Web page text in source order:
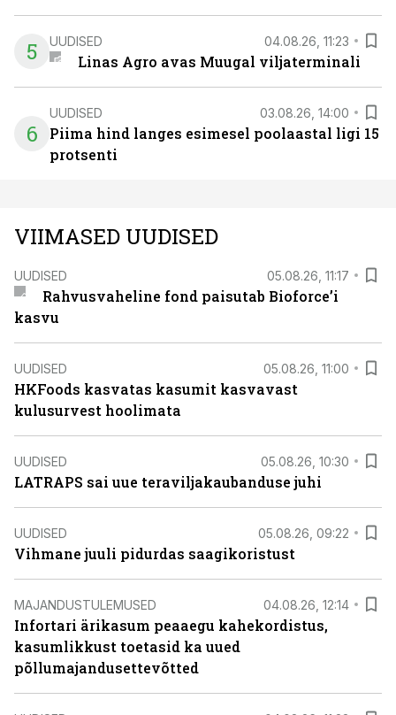
5 UUDISED 04.08.26, 11:23
Linas Agro avas Muugal viljaterminali
6
UUDISED 03.08.26, 14:00
Piima hind langes esimesel poolaastal ligi 15
protsenti
VIIMASED UUDISED
UUDISED 05.08.26, 11:17
Rahvusvaheline fond paisutab Bioforce’i
kasvu
UUDISED 05.08.26, 11:00
HKFoods kasvatas kasumit kasvavast
kulusurvest hoolimata
UUDISED 05.08.26, 10:30
LATRAPS sai uue teraviljakaubanduse juhi
UUDISED 05.08.26, 09:22
Vihmane juuli pidurdas saagikoristust
MAJANDUSTULEMUSED 04.08.26, 12:14
Infortari ärikasum peaaegu kahekordistus,
kasumlikkust toetasid ka uued
põllumajandusettevõtted